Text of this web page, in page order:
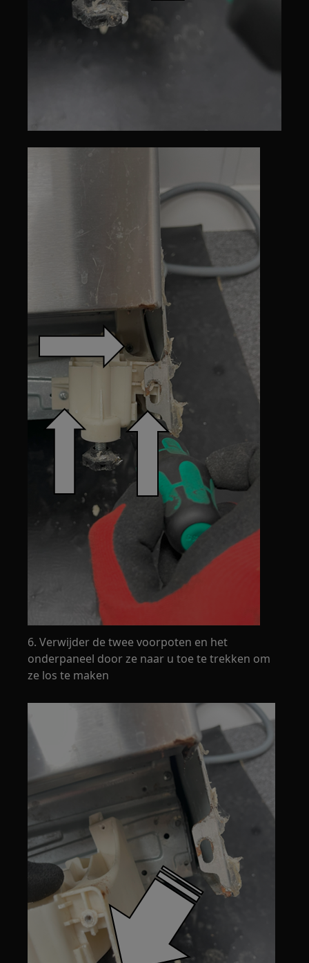
6. Verwijder de twee voorpoten en het
onderpaneel door ze naar u toe te trekken om
ze los te maken